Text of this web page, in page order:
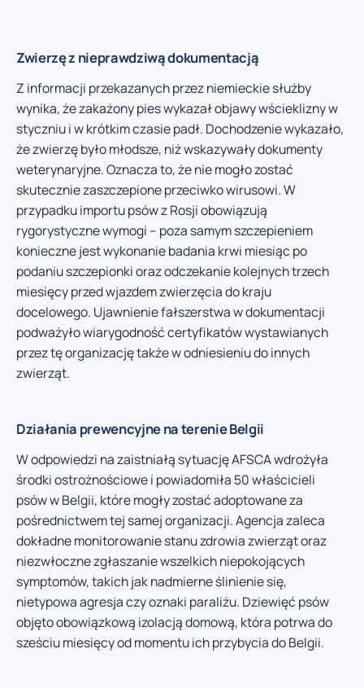
Zwierzę z nieprawdziwą dokumentacją
Z informacji przekazanych przez niemieckie służby
wynika, że zakażony pies wykazał objawy wścieklizny w
styczniu i w krótkim czasie padł. Dochodzenie wykazało,
że zwierzę było młodsze, niż wskazywały dokumenty
weterynaryjne. Oznacza to, że nie mogło zostać
skutecznie zaszczepione przeciwko wirusowi. W
przypadku importu psów z Rosji obowiązują
rygorystyczne wymogi – poza samym szczepieniem
konieczne jest wykonanie badania krwi miesiąc po
podaniu szczepionki oraz odczekanie kolejnych trzech
miesięcy przed wjazdem zwierzęcia do kraju
docelowego. Ujawnienie fałszerstwa w dokumentacji
podważyło wiarygodność certyfikatów wystawianych
przez tę organizację także w odniesieniu do innych
zwierząt.
Działania prewencyjne na terenie Belgii
W odpowiedzi na zaistniałą sytuację AFSCA wdrożyła
środki ostrożnościowe i powiadomiła 50 właścicieli
psów w Belgii, które mogły zostać adoptowane za
pośrednictwem tej samej organizacji. Agencja zaleca
dokładne monitorowanie stanu zdrowia zwierząt oraz
niezwłoczne zgłaszanie wszelkich niepokojących
symptomów, takich jak nadmierne ślinienie się,
nietypowa agresja czy oznaki paraliżu. Dziewięć psów
objęto obowiązkową izolacją domową, która potrwa do
sześciu miesięcy od momentu ich przybycia do Belgii.